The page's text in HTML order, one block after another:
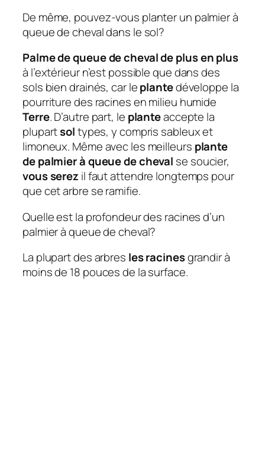
De même, pouvez-vous planter un palmier à
queue de cheval dans le sol?
Palme de queue de cheval de plus en plus
à l’extérieur n’est possible que dans des
sols bien drainés, car leplantedéveloppe la
pourriture des racines en milieu humide
Terre. D’autre part, le planteaccepte la
plupartsoltypes, y compris sableux et
limoneux. Même avec les meilleurs plante
de palmier à queue de cheval se soucier,
vous serez il faut attendre longtemps pour
que cet arbre se ramifie.
Quelle est la profondeur des racines d’un
palmier à queue de cheval?
La plupart des arbres les racinesgrandir à
moins de 18 pouces de la surface.